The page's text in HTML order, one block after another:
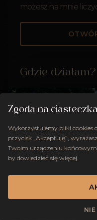
możesz na mnie
Gdzie działam?
Zgoda na
Wykorzystujemy pliki cookies
przycisk „Akceptuję”,
Twoim urządzeniu
by dowiedzieć się więcej.